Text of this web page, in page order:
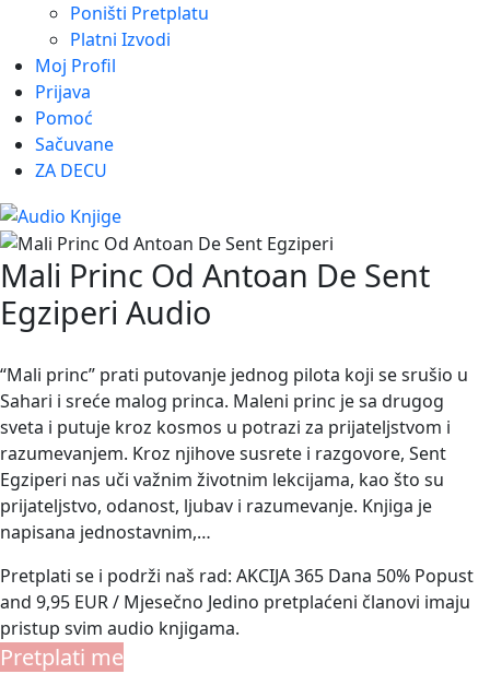
Poništi Pretplatu
Platni Izvodi
Moj Profil
Prijava
Pomoć
Sačuvane
ZA DECU
Mali Princ Od Antoan De Sent
Egziperi Audio
“Mali princ” prati putovanje jednog pilota koji se srušio u
Sahari i sreće malog princa. Maleni princ je sa drugog
sveta i putuje kroz kosmos u potrazi za prijateljstvom i
razumevanjem. Kroz njihove susrete i razgovore, Sent
Egziperi nas uči važnim životnim lekcijama, kao što su
prijateljstvo, odanost, ljubav i razumevanje. Knjiga je
napisana jednostavnim,…
Pretplati se i podrži naš rad: AKCIJA 365 Dana 50% Popust
and 9,95 EUR / Mjesečno Jedino pretplaćeni članovi imaju
pristup svim audio knjigama.
Pretplati me